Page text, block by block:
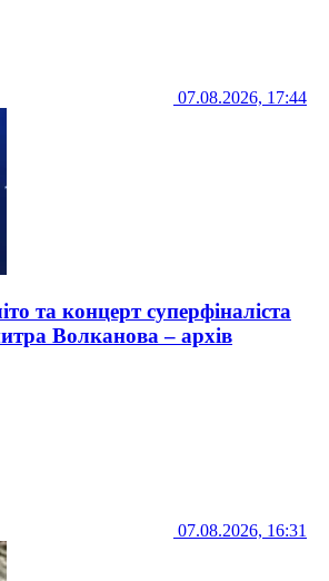
07.08.2026, 17:44
та концерт суперфіналіста
Волканова – архів
07.08.2026, 16:31